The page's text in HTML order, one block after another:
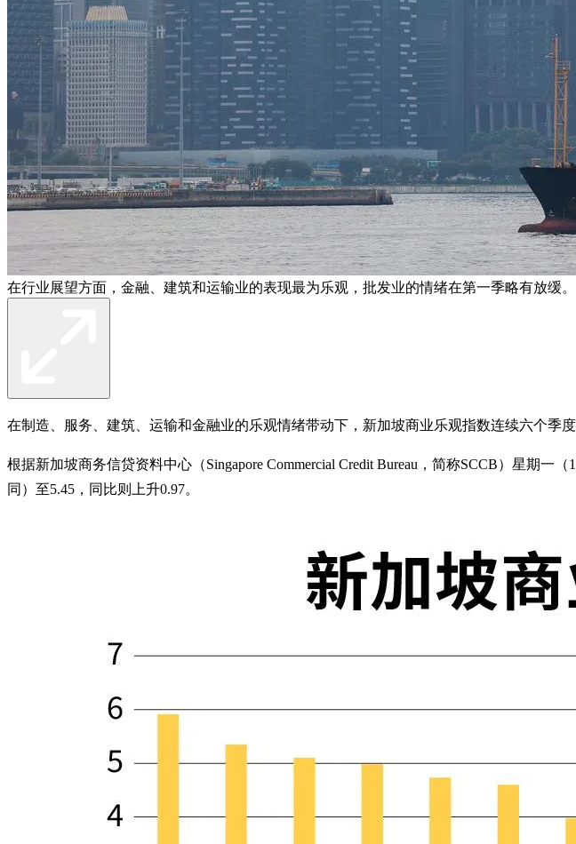
在行业展望方面，金融、建筑和运输业的表现最为乐观，批发业的情绪在第一季略有放缓。
在制造、服务、建筑、运输和金融业的乐观情绪带动下，新加坡商业乐观指数连续六个季
根据新加坡商务信贷资料中心（Singapore Commercial Credit Bureau，简称SCCB）星期一
同）至5.45，同比则上升0.97。